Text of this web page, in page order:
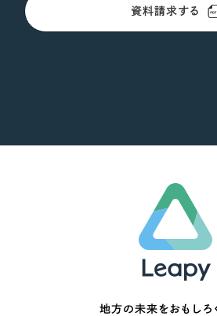
資料請求する
地方の未来をおもしろ